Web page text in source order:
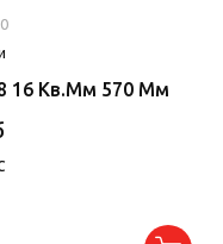
16 Кв.мм 570 Мм